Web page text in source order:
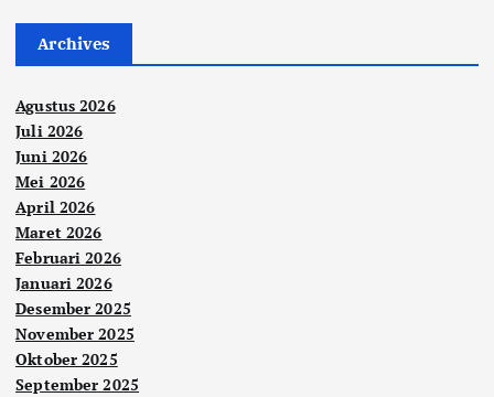
Archives
Agustus 2026
Juli 2026
Juni 2026
Mei 2026
April 2026
Maret 2026
Februari 2026
Januari 2026
Desember 2025
November 2025
Oktober 2025
September 2025